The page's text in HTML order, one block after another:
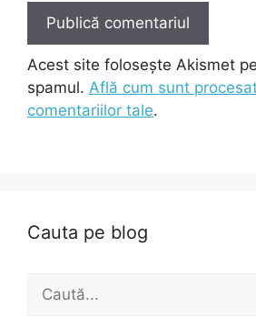
Acest site folosește Akismet
spamul. Află cum sunt
comentariilor tale.
Cauta pe blog
după: